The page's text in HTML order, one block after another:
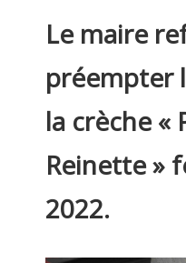
Back
to
Le maire
préempter
la crèche «
Reinette »
2022.